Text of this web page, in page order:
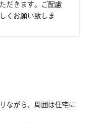
だきます。ご配慮
くお願い致しま
ながら、周囲は住宅に